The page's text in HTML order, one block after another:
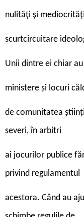
nulități și
scurtcircuitare
Unii dintre ei chiar
ministere și locuri
de comunitatea
severi, în arbitri
ai jocurilor publice
privind regulamentul
acestora. Când au